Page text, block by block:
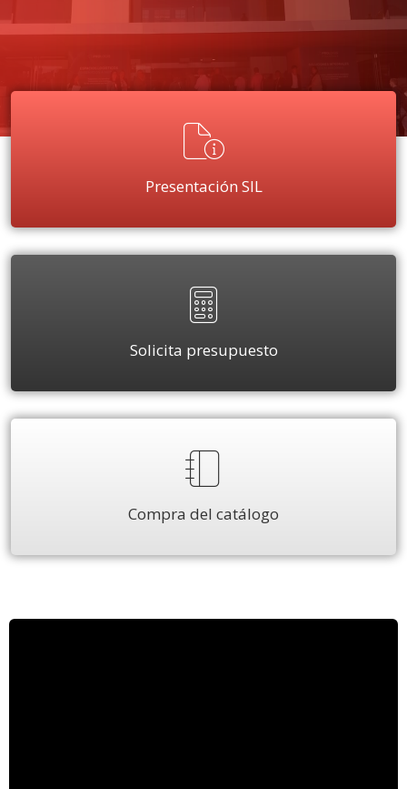
Presentación SIL
Solicita presupuesto
Compra del catálogo